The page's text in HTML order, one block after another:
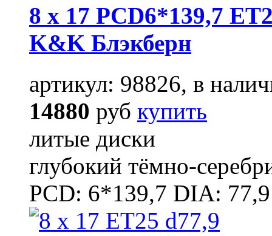
8 x 17 PCD6*139,7
K&K Блэкберн
артикул: 98826, в
14880 руб купить
литые диски
глубокий тёмно-
PCD: 6*139,7 DIA: 77,9